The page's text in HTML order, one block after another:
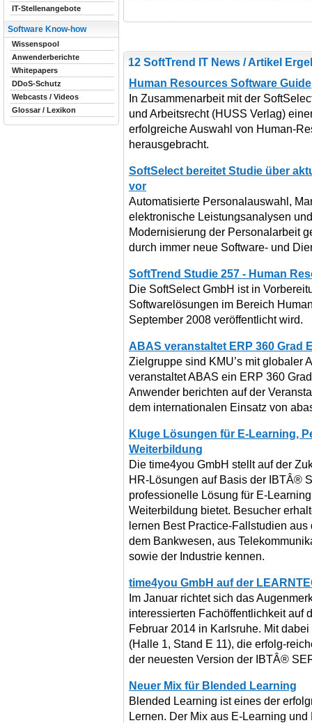
12 SoftTrend IT News / Artikel
Human Resources Software Guide
In Zusammenarbeit mit der
und Arbeitsrecht (HUSS Verlag)
erfolgreiche Auswahl von Human-
herausgebracht.
SoftSelect bereitet Studie über
vor
Automatisierte Personalauswahl,
elektronische Leistungsanalysen
Modernisierung der Personalarbeit
durch immer neue Software- und
SoftTrend Studie 257 - Human
Die SoftSelect GmbH ist in
Softwarelösungen im Bereich
September 2008 veröffentlicht wird.
ABAS veranstaltet ERP 360 Grad
Zielgruppe sind KMU’s mit globaler
veranstaltet ABAS ein ERP 360
Anwender berichten auf der
dem internationalen Einsatz von
Kluge Lösungen für E-Learning,
Weiterbildung
Die time4you GmbH stellt auf der
HR-Lösungen auf Basis der IBTÂ®
professionelle Lösung für E-
Weiterbildung bietet. Besucher
lernen Best Practice-Fallstudien
dem Bankwesen, aus
sowie der Industrie kennen.
time4you GmbH auf der
Im Januar richtet sich das
interessierten Fachöffentlichkeit auf
Februar 2014 in Karlsruhe. Mit
(Halle 1, Stand E 11), die erfolg-
der neuesten Version der IBTÂ®
Neuer Mix für Blended Learning
Blended Learning ist eines der
Lernen. Der Mix aus E-Learning
IT-Stellenangebote
Software Know-how
Wissenspool
Anwenderberichte
Whitepapers
DDoS-Schutz
Webcasts / Videos
Glossar / Lexikon